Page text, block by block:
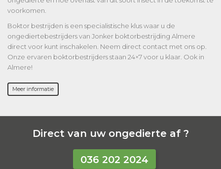
voorkomen.
Boktor bestrijden is een specialistische klus waar u de
ongediertebestrijders van Jonker boktorbestrijding Almere
direct voor kunt inschakelen. Neem direct contact met ons op.
Onze ervaren boktorbestrijders staan 24×7 voor u klaar. Ook in
Almere!
Meer informatie
Direct van uw ongedierte af ?
036 202 2024